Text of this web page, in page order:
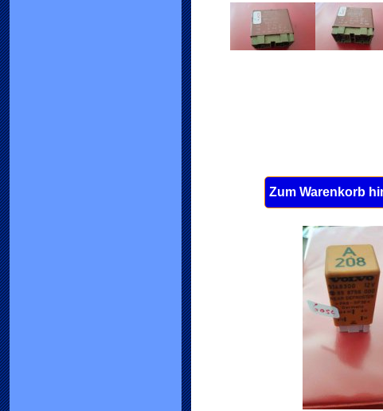
Zum Warenkorb